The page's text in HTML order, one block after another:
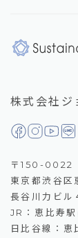
株式会社ジ
〒150-0022
東京都渋谷
長谷川力ビル
JR：恵比寿
日比谷線：